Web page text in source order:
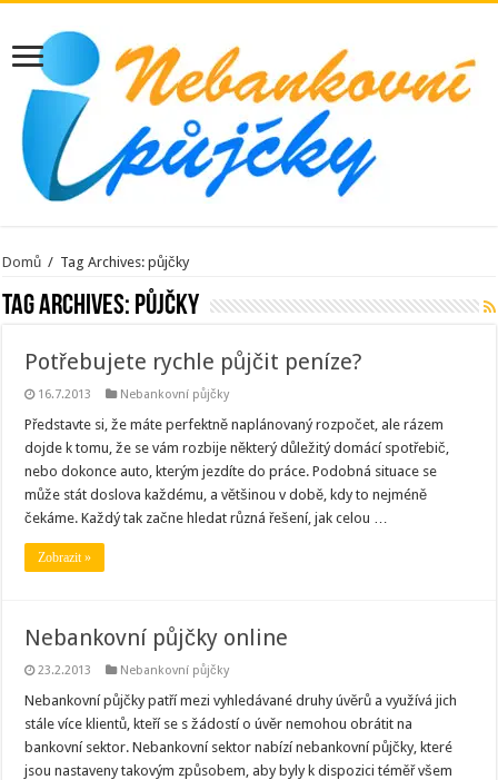
Domů / Tag Archives: půjčky
Tag Archives: půjčky
Potřebujete rychle půjčit peníze?
16.7.2013 Nebankovní půjčky
Představte si, že máte perfektně naplánovaný rozpočet, ale rázem
dojde k tomu, že se vám rozbije některý důležitý domácí spotřebič,
nebo dokonce auto, kterým jezdíte do práce. Podobná situace se
může stát doslova každému, a většinou v době, kdy to nejméně
čekáme. Každý tak začne hledat různá řešení, jak celou …
Zobrazit »
Nebankovní půjčky online
23.2.2013 Nebankovní půjčky
Nebankovní půjčky patří mezi vyhledávané druhy úvěrů a využívá jich
stále více klientů, kteří se s žádostí o úvěr nemohou obrátit na
bankovní sektor. Nebankovní sektor nabízí nebankovní půjčky, které
jsou nastaveny takovým způsobem, aby byly k dispozici téměř všem